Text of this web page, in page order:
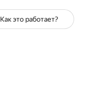
Как это работает?